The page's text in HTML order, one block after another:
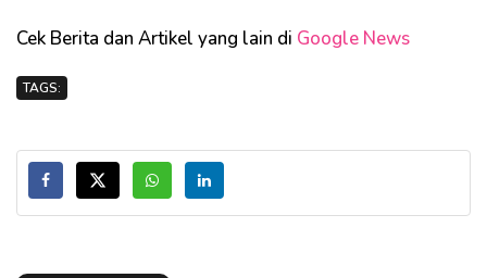
Cek Berita dan Artikel yang lain di Google News
TAGS: